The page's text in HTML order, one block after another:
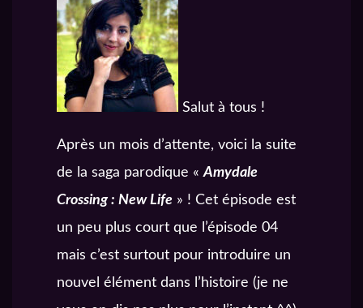
Salut à tous !
Après un mois d’attente, voici la suite
de la saga parodique «Amydale
Crossing : New Life » ! Cet épisode est
un peu plus court que l’épisode 04
mais c’est surtout pour introduire un
nouvel élément dans l’histoire (je ne